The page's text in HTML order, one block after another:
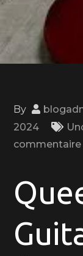
By
2024
commentaire